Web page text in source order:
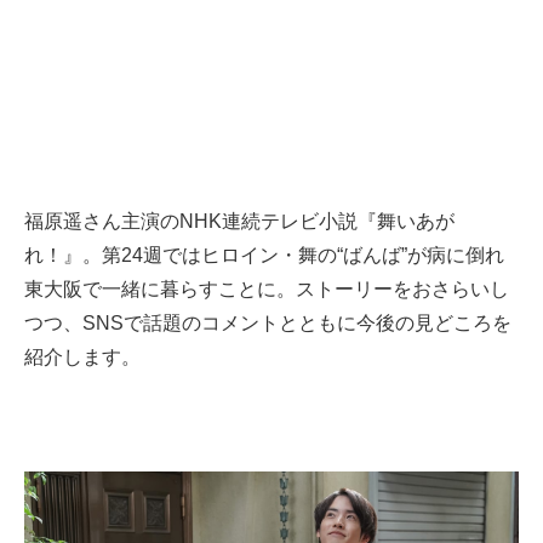
福原遥さん主演のNHK連続テレビ小説『舞いあが
れ！』。第24週ではヒロイン・舞の“ばんば”が病に倒れ
東大阪で一緒に暮らすことに。ストーリーをおさらいし
つつ、SNSで話題のコメントとともに今後の見どころを
紹介します。